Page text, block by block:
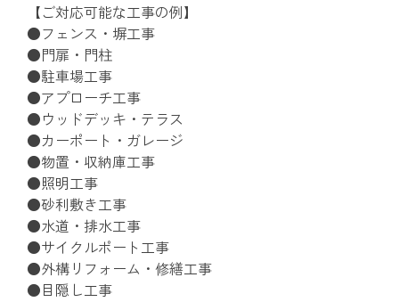
【ご対応可能な工事の例】
●フェンス・塀工事
●門扉・門柱
●駐車場工事
●アプローチ工事
●ウッドデッキ・テラス
●カーポート・ガレージ
●物置・収納庫工事
●照明工事
●砂利敷き工事
●水道・排水工事
●サイクルポート工事
●外構リフォーム・修繕工事
●目隠し工事